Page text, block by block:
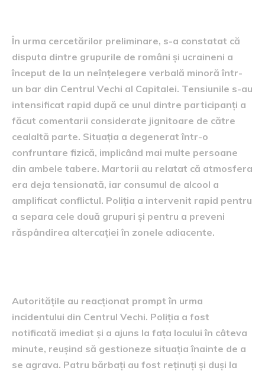
În urma cercetărilor preliminare, s-a constatat că
disputa dintre grupurile de români și ucraineni a
început de la un neînțelegere verbală minoră într-
un bar din Centrul Vechi al Capitalei. Tensiunile s-au
intensificat rapid după ce unul dintre participanți a
făcut comentarii considerate jignitoare de către
cealaltă parte. Situația a degenerat într-o
confruntare fizică, implicând mai multe persoane
din ambele tabere. Martorii au relatat că atmosfera
era deja tensionată, iar consumul de alcool a
amplificat conflictul. Poliția a intervenit rapid pentru
a separa cele două grupuri și pentru a preveni
răspândirea altercației în zonele adiacente.
Autoritățile au reacționat prompt în urma
incidentului din Centrul Vechi. Poliția a fost
notificată imediat și a ajuns la fața locului în câteva
minute, reușind să gestioneze situația înainte de a
se agrava. Patru bărbați au fost reținuți și duși la